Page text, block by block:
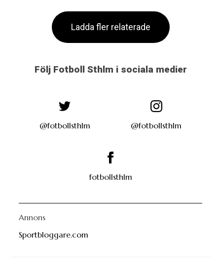
Ladda fler relaterade
Följ Fotboll Sthlm i sociala medier
@fotbollsthlm @fotbollsthlm
fotbollsthlm
Annons
Sportbloggare.com